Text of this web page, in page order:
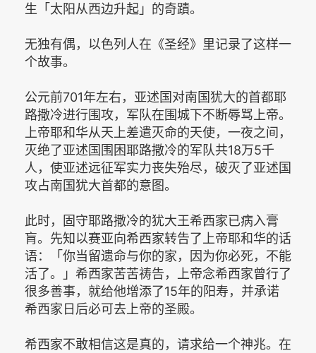
生「太阳从西边升起」的奇蹟。
无独有偶，以色列人在《圣经》里记录了这样一
个故事。
公元前701年左右，亚述国对南国犹大的首都耶
路撒冷进行围攻，军队在围城下不断辱骂上帝。
上帝耶和华从天上差遣灭命的天使，一夜之间，
灭绝了亚述国围困耶路撒冷的军队共18万5千
人，使亚述远征军实力丧失殆尽，破灭了亚述国
攻占南国犹大首都的意图。
此时，固守耶路撒冷的犹大王希西家已病入膏
肓。先知以赛亚向希西家转告了上帝耶和华的话
语：「你当留遗命与你的家，因为你必死，不能
活了。」希西家苦苦祷告，上帝念希西家曾行了
很多善事，就给他增添了15年的阳寿，并承诺
希西家日后必可去上帝的圣殿。
希西家不敢相信这是真的，请求给一个神兆。在